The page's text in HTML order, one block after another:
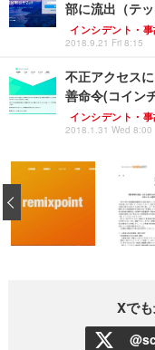
部に流出（テッ
インシデント・事
2018.9.21 Fri 8:15
不正アクセス
善命令(コイン
インシデント・事
2018.1.31 Wed 8:00
‹
Xで